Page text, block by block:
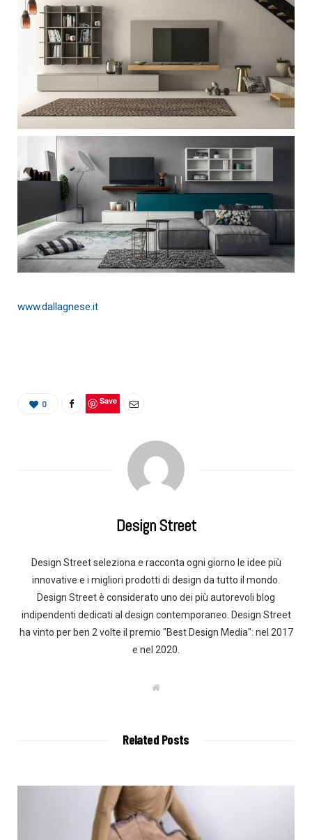
www.dallagnese.it
0 Save
Design Street
Design Street seleziona e racconta ogni giorno le idee più
innovative e i migliori prodotti di design da tutto il mondo.
Design Street è considerato uno dei più autorevoli blog
indipendenti dedicati al design contemporaneo. Design Street
ha vinto per ben 2 volte il premio "Best Design Media": nel 2017
e nel 2020.
W
Related Posts